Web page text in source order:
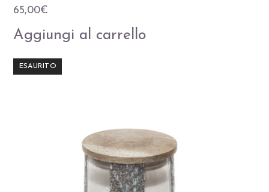
65,00€
Aggiungi al carrello
ESAURITO